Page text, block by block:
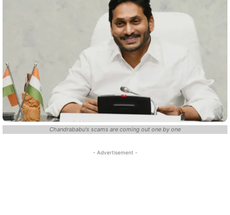
Chandrababu's scams are coming out one by one
- Advertisement -